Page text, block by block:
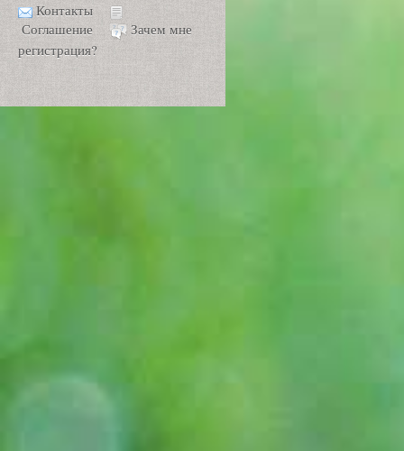
Контакты
Соглашение
Зачем мне
регистрация?